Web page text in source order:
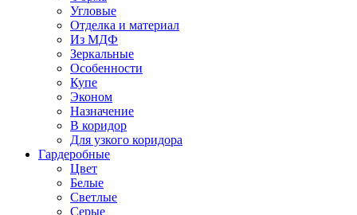
Угловые
Отделка и материал
Из МДФ
Зеркальные
Особенности
Купе
Эконом
Назначение
В коридор
Для узкого коридора
Гардеробные
Цвет
Белые
Светлые
Серые